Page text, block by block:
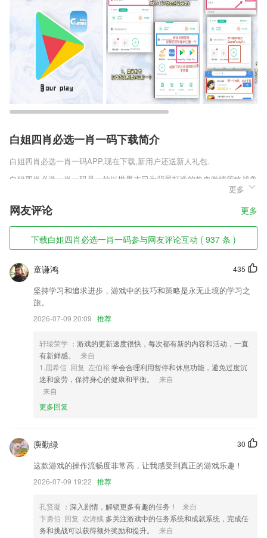
白姐四肖必选一肖一码下载简介
白姐四肖必选一肖一码APP,现在下载,新用户还送新人礼包.
白姐四肖必选一肖一码是一款以世界末日为背景打造的热血激情策略战争
类射击手机游戏，游戏中玩家将会成为一个孤城的城主，你需要去不断的
发展你城市的经济能力和军事能力来保证你在末日世界中的存货力，超多
强力的战斗兵团等你来招募，每一个兵团对不同的丧尸会拥有不同的战斗
效果，并且多样化的策略搭配将给你更加烧脑的战斗体验，享受不一样的
精彩。
1,无论是求职,招聘,还是商务合作,人脉拓展,在这里你可以找到各行各业
的专业人士为你答疑解惑
2,软件中护士进入菜单就能看到已经分配给自己的患者护理订单，只需要
选中订单进行一系列的操作，并且很完美的完成。
4,海量应用和游戏
5,*间隔重复学习系统
6,可选择个性字体、图标库、边框、涂鸦、符号等设计素材，做个生活的
小艺术家。
1.不仅是家园沟通APP平台,更是园长的移动智慧顾问,轻松完成全员师生
信息及考勤管理,园所通知发布,全员新鲜事查看管理等,便捷实现园务沟
2.英语题库：名师精选英语考题，听力阅读翻译写作，逐个专项强化模拟
3.无论是EXO、鹿晗、易烊千玺的舞蹈，新教学上线的速度超出你的想
更多
网友评论 更多
下载白姐四肖必选一肖一码参与网友评论互动 ( 937 条 )
435
童谦鸿
坚持学习和追求进步，游戏中的技巧和策略是永无止境的学习之
旅。
2026-07-09 20:09 推荐
轩辕荣学 ：游戏的更新速度很快，每次都有新的内容和活动，一直
有新鲜感。
来自
1.屈希信 回复 左伯裕学会合理利用暂停和休息功能，避免过度沉
迷和疲劳，保持身心的健康和平衡。
来自
来自
更多回复
30
庾勤绿
这款游戏的操作流畅度非常高，让我感受到真正的游戏乐趣！
2026-07-09 19:22 推荐
孔贤凝 ：深入剧情，解锁更多有趣的任务！
来自
卞勇伯 回复 农涛娥 多关注游戏中的任务系统和成就系统，完成任
务和挑战可以获得额外奖励和提升。
来自